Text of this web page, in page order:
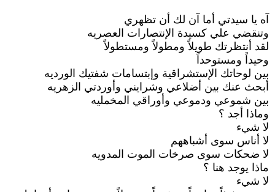
آه يا سيدتي أما آن لك أن تظهري
وتنقضي علي كسيدة الإنتصارات العصريه
لقد أنتظرتك طويلاً ومطولاً ومستطولاً
وحيداً ومستوحداً
بين لوحاتك الإستشراقية وإبتسامات شفتيك الورديه
أبحث عنك بين أضلاعي وشرايني وأوردتي الزهريه
بين شموعي ودموعي وأوراقي المخمليه
وماذا أجد ؟
لا شيء
لا أناس سوى أشباههم
لا ضحكات سوى صرخات الموت المدويه
ماذا يوجد هنا ؟
لا شيء